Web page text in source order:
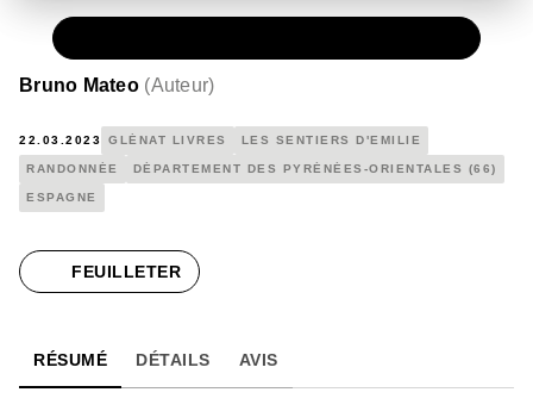
Bruno Mateo (Auteur)
22.03.2023 GLÉNAT LIVRES LES SENTIERS D'EMILIE
RANDONNÉE DÉPARTEMENT DES PYRÉNÉES-ORIENTALES (66)
ESPAGNE
FEUILLETER
RÉSUMÉ DÉTAILS AVIS